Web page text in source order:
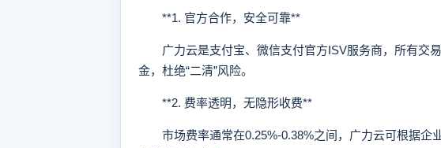
**1. 官方合作，安全可靠**
广力云是支付宝、微信支付官方ISV服务商，所有交
金，杜绝“二清”风险。
**2. 费率透明，无隐形收费**
市场费率通常在0.25%-0.38%之间，广力云可根据企